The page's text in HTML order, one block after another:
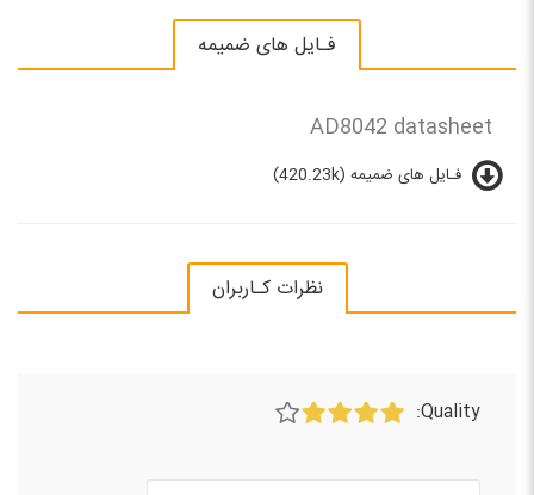
فـایل های ضمیمه
AD8042 datasheet
فـایل های ضمیمه (420.23k)
نظرات کـاربران
Quality: